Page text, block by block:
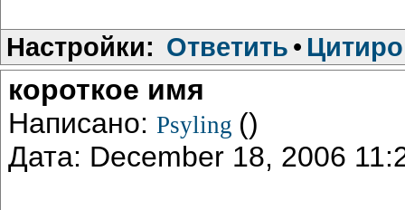
Настройки: Ответить •
короткое имя
Написано: Psyling ()
Дата: December 18, 2006